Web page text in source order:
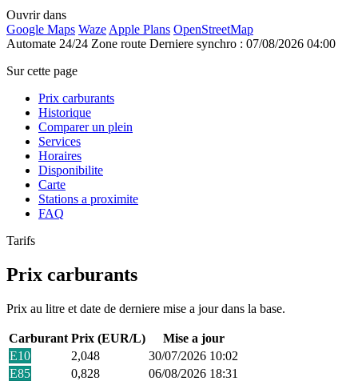
Ouvrir dans
Google Maps Waze Apple Plans OpenStreetMap
Automate 24/24 Zone route Derniere synchro : 07/08/2026 04:00
Sur cette page
Prix carburants
Historique
Comparer un plein
Services
Horaires
Disponibilite
Carte
Stations a proximite
FAQ
Tarifs
Prix carburants
Prix au litre et date de derniere mise a jour dans la base.
Carburant Prix (EUR/L)
Mise a jour
E10
2,048
30/07/2026 10:02
E85
0,828
06/08/2026 18:31